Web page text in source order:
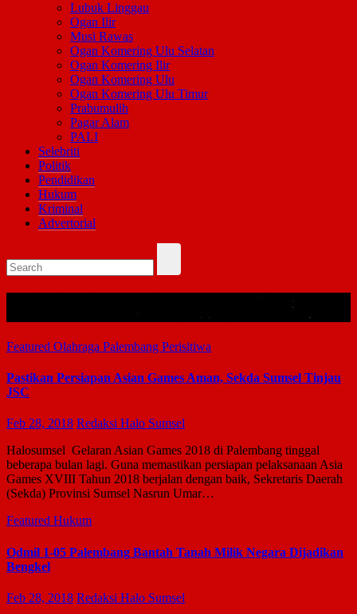
Lubuk Linggau
Ogan Ilir
Musi Rawas
Ogan Komering Ulu Selatan
Ogan Komering Ilir
Ogan Komering Ulu
Ogan Komering Ulu Timur
Prabumulih
Pagar Alam
PALI
Selebriti
Politik
Pendidikan
Hukum
Kriminal
Advertorial
Featured Olahraga Palembang Perisitiwa
Pastikan Persiapan Asian Games Aman, Sekda Sumsel Tinjau
JSC
Feb 28, 2018 Redaksi Halo Sumsel
Halosumsel Gelaran Asian Games 2018 di Palembang tinggal
beberapa bulan lagi. Guna memastikan persiapan pelaksanaan Asia
Games XVIII Tahun 2018 berjalan dengan baik, Sekretaris Daerah
(Sekda) Provinsi Sumsel Nasrun Umar…
Featured Hukum
Odmil 1-05 Palembang Bantah Tanah Milik Negara Dijadikan
Bengkel
Feb 28, 2018 Redaksi Halo Sumsel